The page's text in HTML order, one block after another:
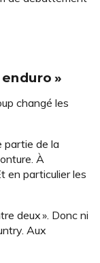
»
changé les
partie de la
À
en particulier les
deux ». Donc ni
Aux